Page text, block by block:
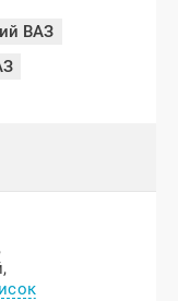
ВАЗ
,
,